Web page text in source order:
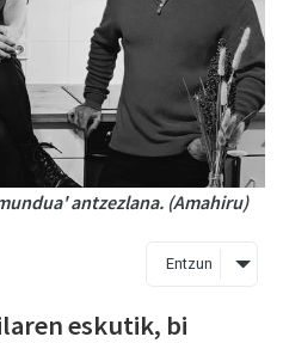
antzezlana. (Amahiru)
Entzun
eskutik, bi